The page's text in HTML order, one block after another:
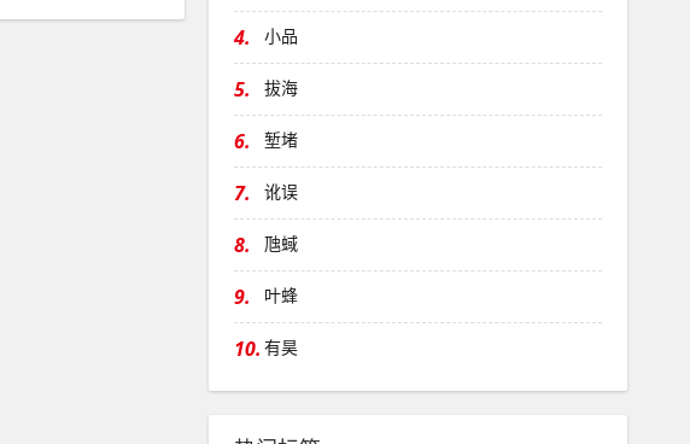
4. 小品
5. 拔海
6. 堑堵
7. 讹误
8. 虺蜮
9. 叶蜂
10. 有昊